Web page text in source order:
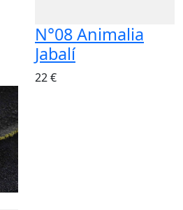
N°08 Animalia
Jabalí
22 €